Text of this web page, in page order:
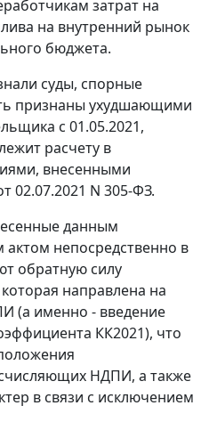
затрат на
на внутренний рынок
бюджета.
суды, спорные
признаны ухудшающими
с 01.05.2021,
расчету в
внесенными
02.07.2021 N 305-ФЗ.
данным
непосредственно в
обратную силу
направлена на
(а именно - введение
КК2021), что
НДПИ, а также
в связи с исключением